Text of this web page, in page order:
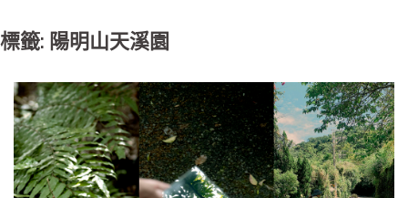
標籤: 陽明山天溪園